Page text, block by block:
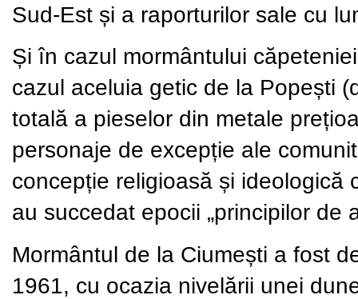
Sud-Est și a raporturilor sale cu
Și în cazul mormântului
cazul aceluia getic de la Popești
totală a pieselor din metale
personaje de excepție ale
concepție religioasă și ideologică
au succedat epocii „principilor de
Mormântul de la Ciumești a fost
1961, cu ocazia nivelării unei